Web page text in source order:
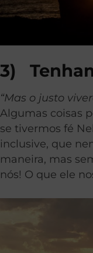
3)
“Mas o justo
Algumas coisas
se tivermos fé
inclusive, que
maneira, mas
nós! O que ele